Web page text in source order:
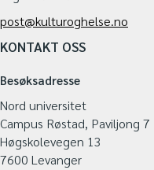
post@kulturoghelse.no
KONTAKT OSS
Besøksadresse
Nord universitet
Campus Røstad, Paviljong 7
Høgskolevegen 13
7600 Levanger